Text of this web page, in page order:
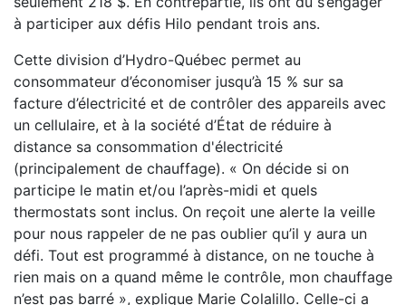
à participer aux défis Hilo pendant trois ans.
Cette division d’Hydro-Québec permet au
consommateur d’économiser jusqu’à 15 % sur sa
facture d’électricité et de contrôler des appareils avec
un cellulaire, et à la société d’État de réduire à
distance sa consommation d'électricité
(principalement de chauffage). « On décide si on
participe le matin et/ou l’après-midi et quels
thermostats sont inclus. On reçoit une alerte la veille
pour nous rappeler de ne pas oublier qu’il y aura un
défi. Tout est programmé à distance, on ne touche à
rien mais on a quand même le contrôle, mon chauffage
n’est pas barré », explique Marie Colalillo. Celle-ci a